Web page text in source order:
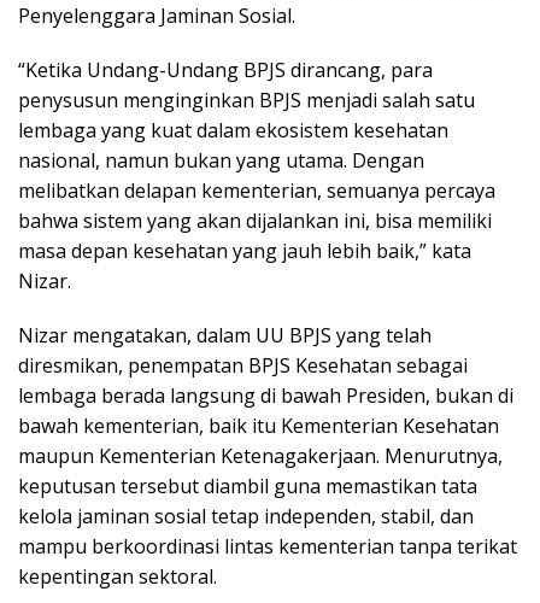
Penyelenggara Jaminan Sosial.
“Ketika Undang-Undang BPJS dirancang, para
penysusun menginginkan BPJS menjadi salah satu
lembaga yang kuat dalam ekosistem kesehatan
nasional, namun bukan yang utama. Dengan
melibatkan delapan kementerian, semuanya percaya
bahwa sistem yang akan dijalankan ini, bisa memiliki
masa depan kesehatan yang jauh lebih baik,” kata
Nizar.
Nizar mengatakan, dalam UU BPJS yang telah
diresmikan, penempatan BPJS Kesehatan sebagai
lembaga berada langsung di bawah Presiden, bukan di
bawah kementerian, baik itu Kementerian Kesehatan
maupun Kementerian Ketenagakerjaan. Menurutnya,
keputusan tersebut diambil guna memastikan tata
kelola jaminan sosial tetap independen, stabil, dan
mampu berkoordinasi lintas kementerian tanpa terikat
kepentingan sektoral.